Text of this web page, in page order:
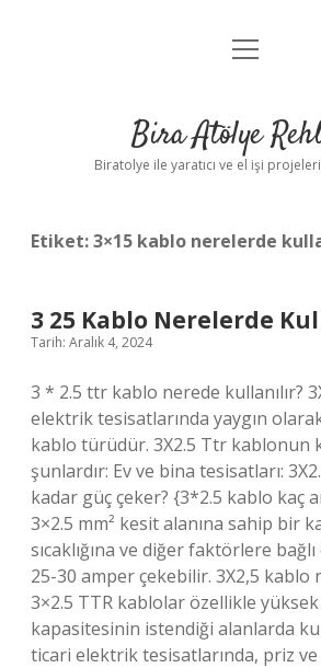
Anasayfa
Yasal Uyarı
menüyü
Bira Atölye
Biratolye ile yaratıcı ve el işi
Etiket:3×15 kablo nerelerde
3 25 Kablo Nerelerde
Tarih: Aralık 4, 2024
3 * 2.5 ttr kablo nerede kullanılır?
elektrik tesisatlarında yaygın
kablo türüdür. 3X2.5 Ttr kablonun
şunlardır: Ev ve bina tesisatları:
kadar güç çeker? {3*2.5 kablo kaç
3×2.5 mm² kesit alanına sahip bir
sıcaklığına ve diğer faktörlere
25-30 amper çekebilir. 3X2,5 kablo
3×2.5 TTR kablolar özellikle yüksek
kapasitesinin istendiği alanlarda
ticari elektrik tesisatlarında, priz ve